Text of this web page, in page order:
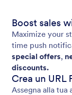
Boost sales
Maximize your
time push
special offers,
discounts.
Crea un URL
Assegna alla tua